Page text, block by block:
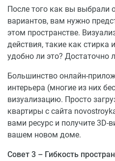
Городской сад «Старая
Парк «Солнечный
озеро «Старая Кубань»
Краснодарский
Аэропорт в
Купить квартиру в ЖК
в рассрочку или в ипотеку
После того как вы выбрали
вариантов, вам нужно
этом пространстве.
действия, такие как стирка
удобно ли это? Достаточно
Большинство онлайн-
интерьера (многие из них
визуализацию. Просто
квартиры с сайта
вами ресурс и получите 3D-
вашем новом доме.
Совет 3 – Гибкость